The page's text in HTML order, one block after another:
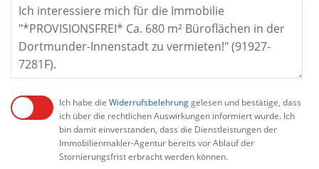
Ich habe die Widerrufsbelehrunggelesen und bestätige, dass
ich über die rechtlichen Auswirkungen informiert wurde. Ich
bin damit einverstanden, dass die Dienstleistungen der
Immobilienmakler-Agentur bereits vor Ablauf der
Stornierungsfrist erbracht werden können.